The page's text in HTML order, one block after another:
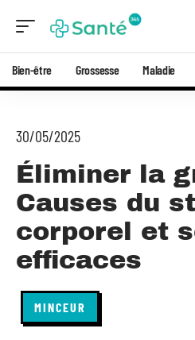
Bien-être Grossesse Maladie
30/05/2025
Éliminer la
Causes du
corporel et
efficaces
MINCEUR